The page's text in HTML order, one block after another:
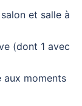
et salle à
(dont 1 avec
aux moments